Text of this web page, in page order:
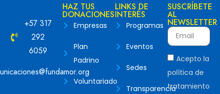
+57 317
292
6059
HAZ TUS
DONACIONES
Empresas
Plan
Padrino
Voluntariado
LINKS DE
INTERÉS
Programas
Eventos
Sedes
Transparencia
SUSCRÍBETE
AL
NEWSLETTER
Acepto la
política de
tratamiento